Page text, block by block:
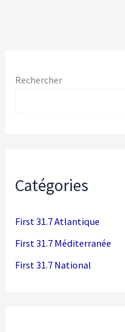
Rechercher
Catégories
First 31.7 Atlantique
First 31.7 Méditerranée
First 31.7 National